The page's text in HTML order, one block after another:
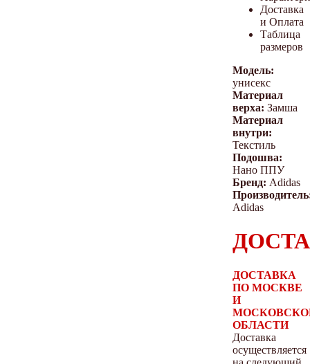
Доставка
и Оплата
Таблица
размеров
Модель:
унисекс
Материал
верха: Замша
Материал
внутри:
Текстиль
Подошва:
Нано ППУ
Бренд: Adidas
Adidas
ДОСТАВКА
ПО МОСКВЕ
И
ОБЛАСТИ
Доставка
осуществляется